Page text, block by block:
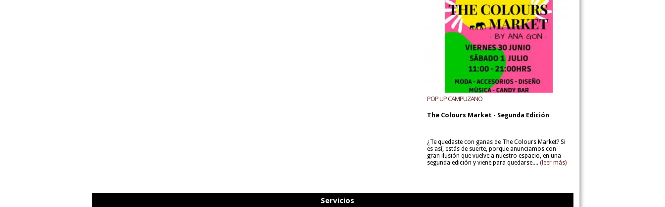
POP UP CAMPUZANO
The Colours Market - Segunda Edición
¿Te quedaste con ganas de The Colours Market? Si
es así, estás de suerte, porque anunciamos con
gran ilusión que vuelve a nuestro espacio, en una
segunda edición y viene para quedarse.... (leer más)
Servicios